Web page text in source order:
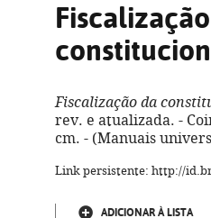
Fiscalização da
rev. e atualizada. -
cm. - (Manuais
Link persistente: http://
ADICIONAR À LISTA